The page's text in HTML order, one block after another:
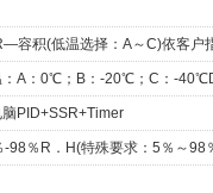
容积(低温选择：A～C)依客户
：A：0℃；B：-20℃；C：-
PID+SSR+Timer
-98％R．H(特殊要求：5％～